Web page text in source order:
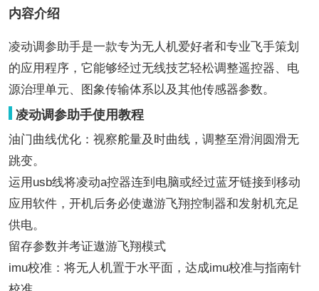
内容介绍
凌动调参助手是一款专为无人机爱好者和专业飞手策划
的应用程序，它能够经过无线技艺轻松调整遥控器、电
源治理单元、图象传输体系以及其他传感器参数。
凌动调参助手使用教程
油门曲线优化：视察舵量及时曲线，调整至滑润圆滑无
跳变。
运用usb线将凌动a控器连到电脑或经过蓝牙链接到移动
应用软件，开机后务必使遨游飞翔控制器和发射机充足
供电。
留存参数并考证遨游飞翔模式
imu校准：将无人机置于水平面，达成imu校准与指南针